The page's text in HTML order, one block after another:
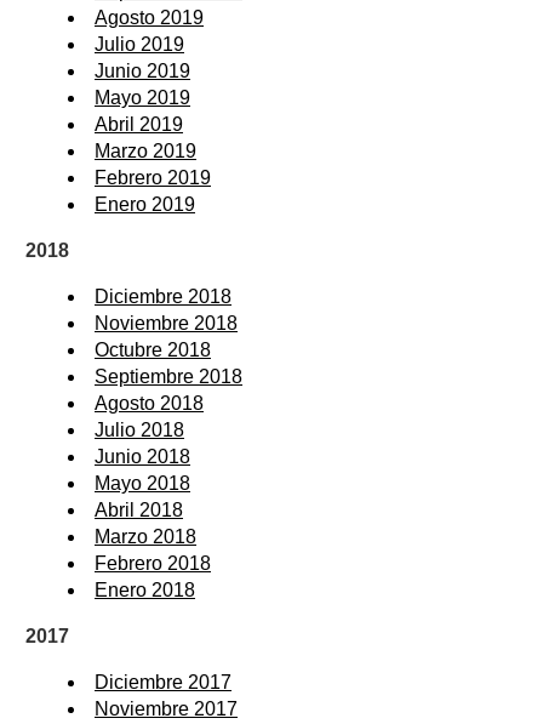
Agosto 2019
Julio 2019
Junio 2019
Mayo 2019
Abril 2019
Marzo 2019
Febrero 2019
Enero 2019
2018
Diciembre 2018
Noviembre 2018
Octubre 2018
Septiembre 2018
Agosto 2018
Julio 2018
Junio 2018
Mayo 2018
Abril 2018
Marzo 2018
Febrero 2018
Enero 2018
2017
Diciembre 2017
Noviembre 2017